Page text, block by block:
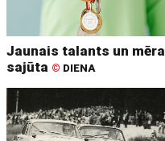
Jaunais talants un mēra
sajūta © DIENA